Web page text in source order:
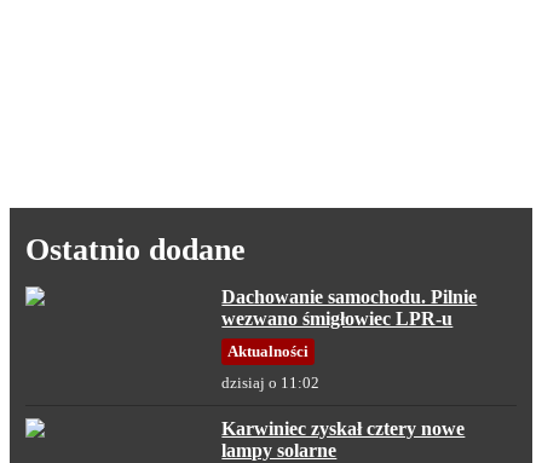
Ostatnio dodane
Dachowanie samochodu. Pilnie
wezwano śmigłowiec LPR-u
Aktualności
dzisiaj o 11:02
Karwiniec zyskał cztery nowe
lampy solarne